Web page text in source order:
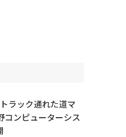
ラック通れた道マ
コンピューターシス